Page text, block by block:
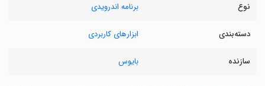
نوع برنامه اندرویدی
دسته‌بندی ابزارهای کاربردی
سازنده بایوس